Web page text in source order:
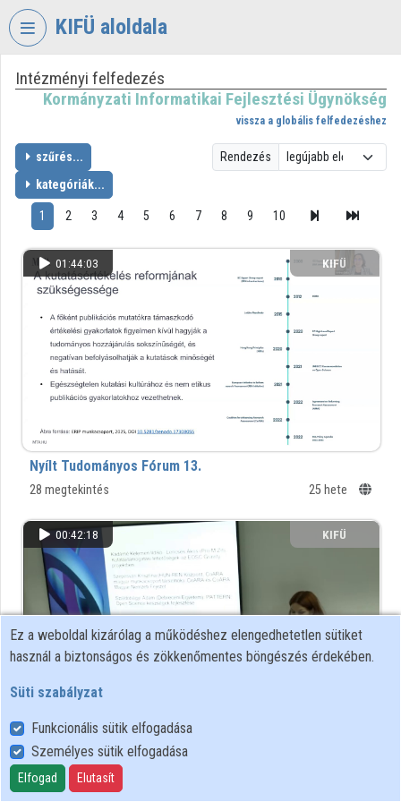
Fejléc kihagyása
KIFÜ aloldala
VIDEOTORIUM
INFORMATIKAI
FEJLESZTÉSI
ÜGYNÖKSÉG
Intézményi kezdőlap
Bejelentkezés
Kategóriák
Intézményi listák
Közreműködők
Intézményi felfedezés
Kormányzati Informatikai Fejlesztési Ügynökség
vissza a globális felfedezéshez
szűrés...
kategóriák...
Rendezés
1 2 3 4 5 6 7 8 9 10
01:44:03 KIFÜ
Nyílt Tudományos Fórum 13.
28 megtekintés 25 hete
00:42:18 KIFÜ
Nyílt Tudományos Fórum 12.
224 megtekintés
Ez a weboldal kizárólag a működéshez elengedhetetlen sütiket
használ a biztonságos és zökkenőmentes böngészés érdekében.
Süti szabályzat
Funkcionális sütik elfogadása
Személyes sütik elfogadása
Elfogad Elutasít